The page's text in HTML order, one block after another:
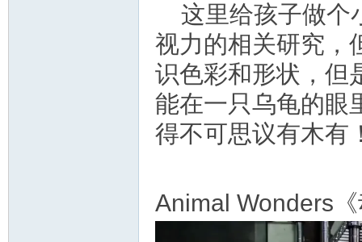
这里给孩子做个
视力的相关研究，
识色彩和形状，但
能在一只乌龟的眼
得不可思议有木有
Animal Wonders